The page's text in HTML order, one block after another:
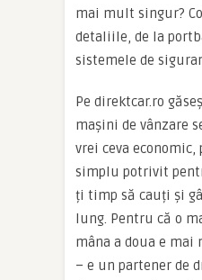
mai mult singur?
detaliile, de la
sistemele de
Pe direktcar.ro
mașini de vânzare
vrei ceva
simplu potrivit
ți timp să cauți și
lung. Pentru că o
mâna a doua e
– e un partener de